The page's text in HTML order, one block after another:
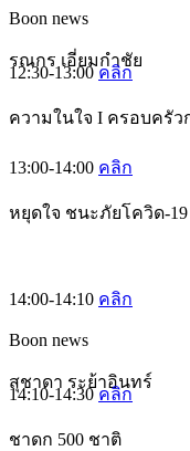
Boon news
รณกร เอี่ยมกำชัย
12:30-13:00คลิก
ความในใจ I ครอบครั
13:00-14:00 คลิก
หยุดใจ ชนะภัยโควิด-19
14:00-14:10 คลิก
Boon news
สุชาดา ระย้าอินทร์
14:10-14:30คลิก
ชาดก 500 ชาติ